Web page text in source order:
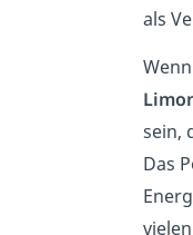
als
sein,
Das